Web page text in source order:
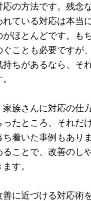
応の方法です。残念
れている対応は本当
がほとんどです。も
ぐことも必要ですが
持ちがあるなら、そ
家族さんに対応の仕
ったところ、それだ
ち着いた事例もあり
ることで、改善のし
す。
善に近づける対応術